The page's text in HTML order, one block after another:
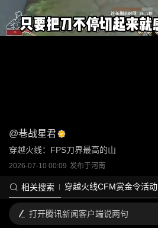
@巷战星君
穿越火线：FPS刀界最高的山
2026-07-10 00:09 发布于河南
相关搜索 穿越火线CFM赏金令活动
打开腾讯新闻客户端说两句